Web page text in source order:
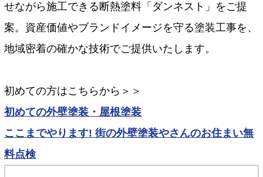
せながら施工できる断熱塗料「ダンネスト」をご提
案。資産価値やブランドイメージを守る塗装工事を、
地域密着の確かな技術でご提供いたします。
初めての方はこちらから＞＞
初めての外壁塗装・屋根塗装
ここまでやります! 街の外壁塗装やさんのお住まい無
料点検